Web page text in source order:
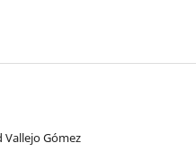
Vallejo Gómez